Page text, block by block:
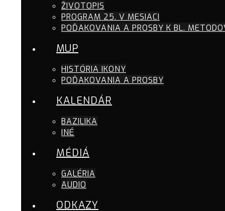
ŽIVOTOPIS
PROGRAM 25. V MESIACI
POĎAKOVANIA A PROSBY K BL.
MUP
HISTÓRIA IKONY
POĎAKOVANIA A PROSBY
KALENDÁR
BAZILIKA
INÉ
MÉDIÁ
GALÉRIA
AUDIO
ODKAZY